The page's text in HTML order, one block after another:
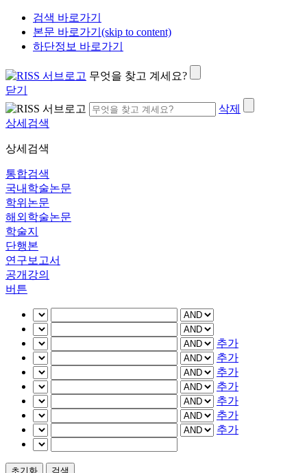
검색 바로가기
본문 바로가기(skip to content)
하단정보 바로가기
무엇을 찾고 계세요?
닫기
삭제
상세검색
상세검색
통합검색
국내학술논문
학위논문
해외학술논문
학술지
단행본
연구보고서
공개강의
버튼
추가
추가
추가
추가
추가
추가
추가